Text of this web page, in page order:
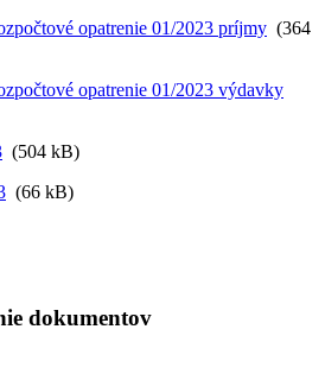
opatrenie 01/2023 príjmy (364
opatrenie 01/2023 výdavky
(504 kB)
(66 kB)
dokumentov